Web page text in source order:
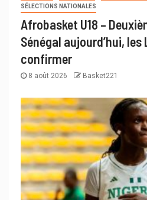
SÉLECTIONS NATIONALES
Afrobasket U18 –
Sénégal aujourd’hui,
confirmer
8 août 2026 Basket221